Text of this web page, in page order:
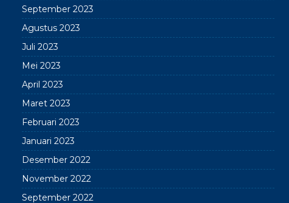
September 2023
Agustus 2023
Juli 2023
Mei 2023
April 2023
Maret 2023
Februari 2023
Januari 2023
Desember 2022
November 2022
September 2022